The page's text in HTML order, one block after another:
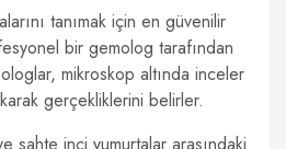
tanımak için en güvenilir
bir gemolog tarafından
mikroskop altında inceler
gerçekliklerini belirler.